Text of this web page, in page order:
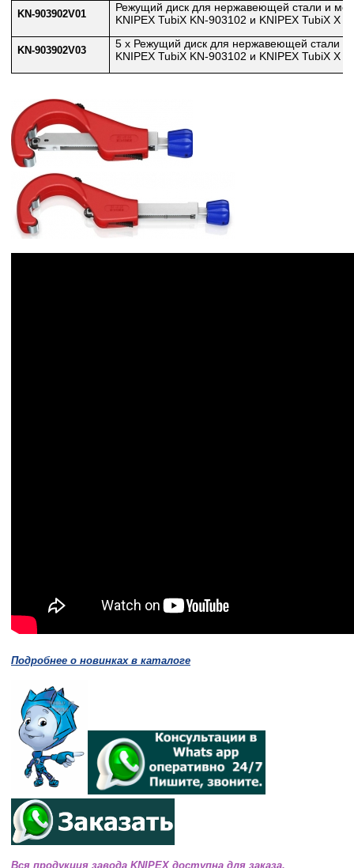
KN-903902V01
Режущий диск для нержавеющей стали и
KNIPEX TubiX KN-903102 и KNIPEX TubiX X
KN-903902V03
5 x Режущий диск для нержавеющей стали и
KNIPEX TubiX KN-903102 и KNIPEX TubiX X
Подробнее о новинках в каталоге
Вся продукция завода KNIPEX доступна для заказа.